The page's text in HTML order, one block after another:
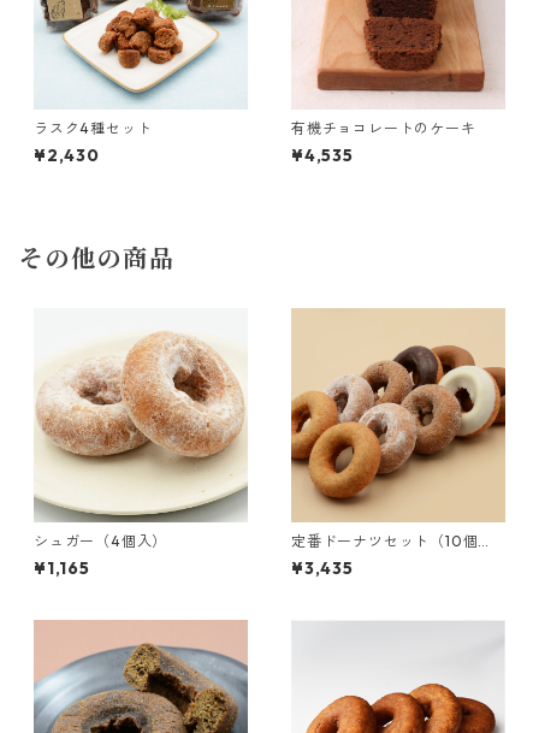
ラスク4種セット
¥2,430
有機チョコレートのケーキ
¥4,535
その他の商品
シュガー（4個入）
¥1,165
定番ドーナツセット（10個
入）
¥3,435